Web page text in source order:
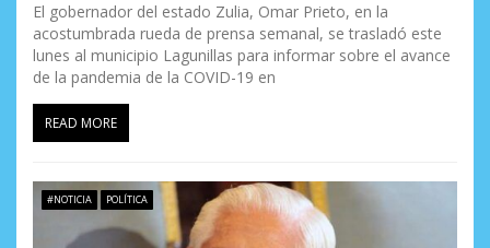
El gobernador del estado Zulia, Omar Prieto, en la
acostumbrada rueda de prensa semanal, se trasladó este
lunes al municipio Lagunillas para informar sobre el avance
de la pandemia de la COVID-19 en
READ MORE
#NOTICIA POLÍTICA